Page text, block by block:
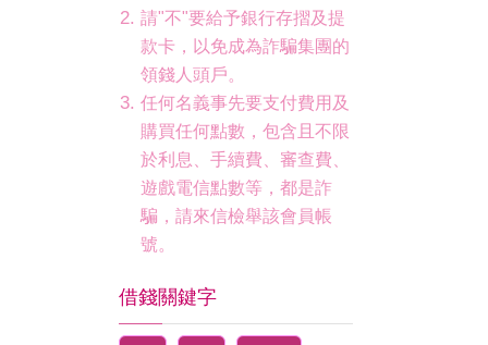
請"不"要給予銀行存摺及提
款卡，以免成為詐騙集團的
領錢人頭戶。
任何名義事先要支付費用及
購買任何點數，包含且不限
於利息、手續費、審查費、
遊戲電信點數等，都是詐
騙，請來信檢舉該會員帳
號。
借錢關鍵字